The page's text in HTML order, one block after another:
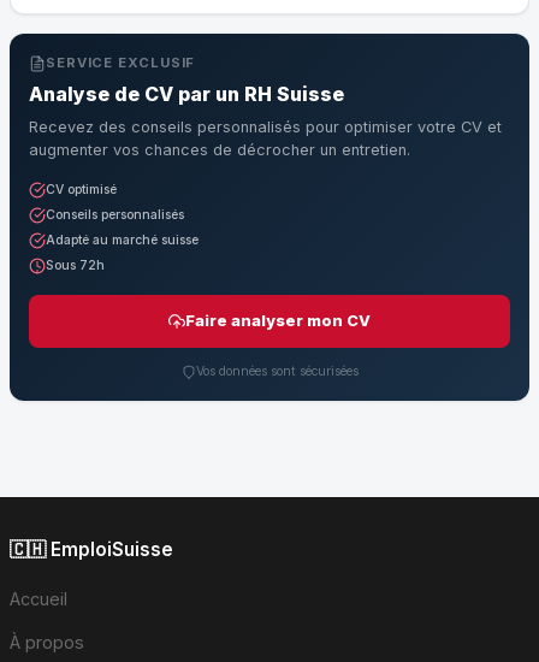
SERVICE EXCLUSIF
Analyse de CV par un RH Suisse
Recevez des conseils personnalisés pour optimiser votre CV et
augmenter vos chances de décrocher un entretien.
CV optimisé
Conseils personnalisés
Adapté au marché suisse
Sous 72h
Faire analyser mon CV
Vos données sont sécurisées
🇨🇭 EmploiSuisse
Accueil
À propos